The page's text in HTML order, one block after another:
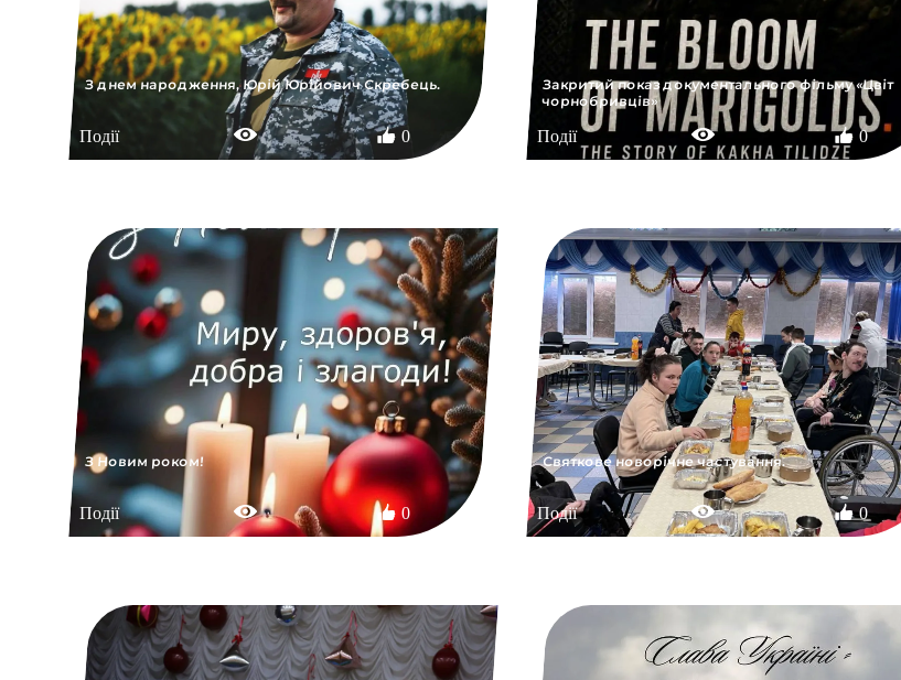
З днем народження, Юрій Юрійович Скребець.
Події 0
Закритий показ документального фільму «Цвіт
чорнобривців»
Події 0
З Новим роком!
Події 0
Святкове новорічне частування.
Події 0